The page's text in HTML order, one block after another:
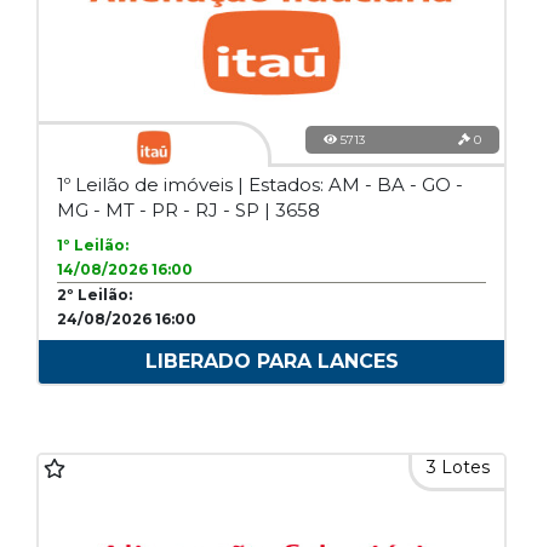
5713 0
1º Leilão de imóveis | Estados: AM - BA - GO -
MG - MT - PR - RJ - SP | 3658
1º Leilão:
14/08/2026 16:00
2º Leilão:
24/08/2026 16:00
LIBERADO PARA LANCES
3 Lotes